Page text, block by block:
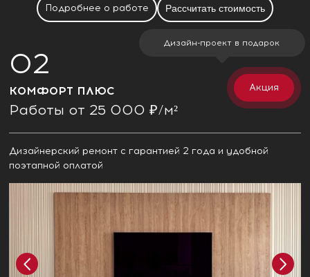
Подробнее о работе Рассчитать стоимость
КОМФОРТ ПЛЮС
Работы от 25 000 ₽/м²
Дизайнерский ремонт с гарантией 2 года и удобной
поэтапной оплатой
Акция
Дизайн-проект в подарок